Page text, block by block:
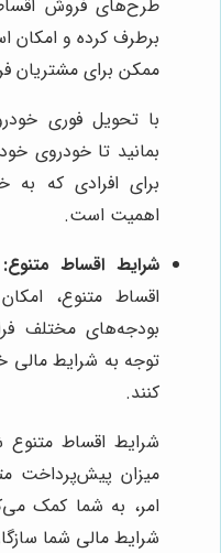
طرح‌های فروش
برطرف کرده و امکان
ممکن برای مشتریان
با تحویل فوری
بمانید تا خودروی
برای افرادی که به
اهمیت است.
شرایط اقساط متنوع:
بودجه‌های مختلف
توجه به شرایط مالی
کنند.
شرایط اقساط متنوع
میزان پیش‌پرداخت
امر، به شما کمک
شرایط مالی شما